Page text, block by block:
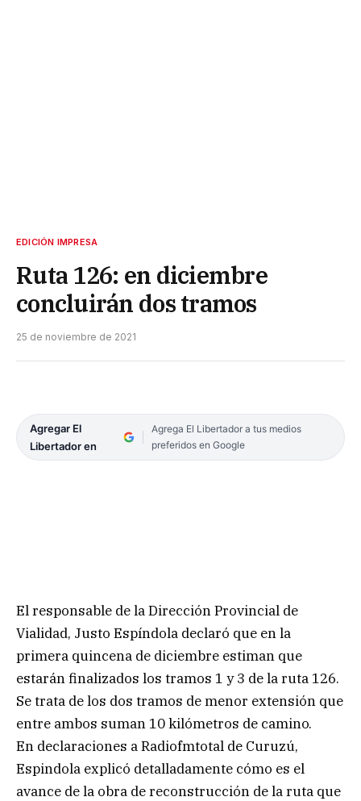
EDICIÓN IMPRESA
Ruta 126: en diciembre
concluirán dos tramos
25 de noviembre de 2021
Agregar El
Libertador en
Agrega El Libertador a tus medios
preferidos en Google
El responsable de la Dirección Provincial de
Vialidad, Justo Espíndola declaró que en la
primera quincena de diciembre estiman que
estarán finalizados los tramos 1 y 3 de la ruta 126.
Se trata de los dos tramos de menor extensión que
entre ambos suman 10 kilómetros de camino.
En declaraciones a Radiofmtotal de Curuzú,
Espindola explicó detalladamente cómo es el
avance de la obra de reconstrucción de la ruta que